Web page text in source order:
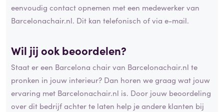
eenvoudig contact opnemen met een medewerker van
Barcelonachair.nl. Dit kan telefonisch of via e-mail.
Wil jij ook beoordelen?
Staat er een Barcelona chair van Barcelonachair.nl te
pronken in jouw interieur? Dan horen we graag wat jouw
ervaring met Barcelonachair.nl is. Door jouw beoordeling
over dit bedrijf achter te laten help je andere klanten bij